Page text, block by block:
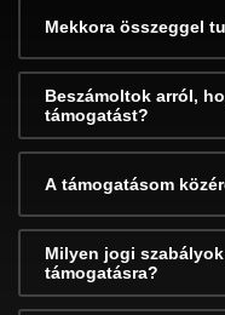
Mekkora összeggel
Beszámoltok arról,
támogatást?
A támogatásom
Milyen jogi
támogatásra?